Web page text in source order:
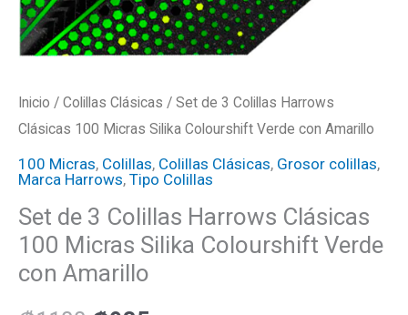
Inicio / Colillas Clásicas / Set de 3 Colillas Harrows
Clásicas 100 Micras Silika Colourshift Verde con Amarillo
100 Micras, Colillas, Colillas Clásicas, Grosor colillas,
Marca Harrows, Tipo Colillas
Set de 3 Colillas Harrows Clásicas
100 Micras Silika Colourshift Verde
con Amarillo
con
Amarillo